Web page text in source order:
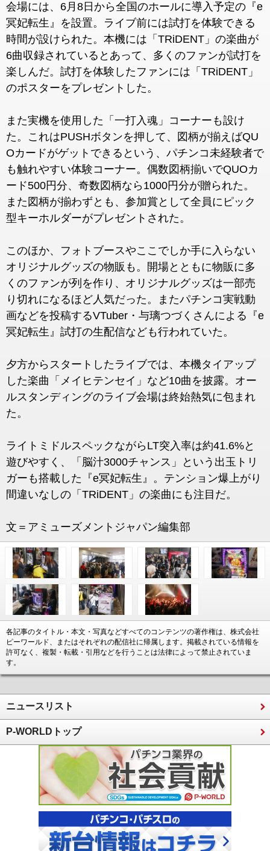
会場には、6月8日から全国のホールに導入予定の『e
冥妃転生』を設置。ライブ前には試打を体験できる
時間が設けられた。本機には「TRiDENT」の楽曲が
6曲収録されているとあって、多くのファンが試打を
楽しんだ。試打を体験したファンには「TRiDENT」
のポスターをプレゼントした。
また実機を使用した「一打入魂」コーナーも設け
た。これはPUSHボタンを押して、図柄が揃えばQU
Oカードがゲットできるという、パチンコ未経験者で
も触れやすい体験コーナー。偶数図柄揃いでQUOカ
ード500円分、奇数図柄なら1000円分が贈られた。
また図柄が揃わずとも、参加賞として全員にピック
型キーホルダーがプレゼントされた。
このほか、フォトブースやここでしか手に入らない
オリジナルグッズの物販も。開場とともに物販に多
くのファンが列を作り、オリジナルグッズは一部売
り切れになるほど人気だった。またパチンコ実戦動
画などを投稿するVTuber・与璃つづくさんによる『e
冥妃転生』試打の生配信なども行われていた。
夕方からスタートしたライブでは、本機タイアップ
した楽曲「メイヒテンセイ」など10曲を披露。オー
ルスタンディングのライブ会場は終始熱気に包まれ
た。
ライトミドルスペックながらLT突入率は約41.6%と
遊びやすく、「脳汁3000チャンス」という出玉トリ
ガーも搭載した『e冥妃転生』。テンション爆上がり
間違いなしの「TRiDENT」の楽曲にも注目だ。
文＝アミューズメントジャパン編集部
各記事のタイトル・本文・写真などすべてのコンテンツの著作権は、株式会社
ピーワールド、またはそれぞれの配信社に帰属します。掲載されている情報を
許可なく、複製・転載・引用などを行うことは法律によって禁止されていま
す。
ニュースリスト
P-WORLDトップ